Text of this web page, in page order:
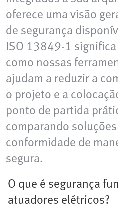
oferece uma visão
de segurança
ISO 13849-1
como nossas
ajudam a reduzir a
o projeto e a
ponto de partida
comparando
conformidade de
segura.
O que é segurança
atuadores elétricos?